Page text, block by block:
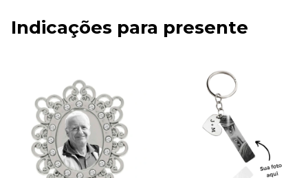
Indicações para presente